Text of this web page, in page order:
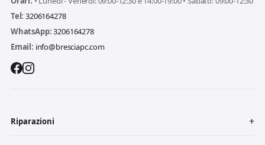
Tel: 3206164278
WhatsApp:3206164278
Email: info@bresciapc.com
Riparazioni